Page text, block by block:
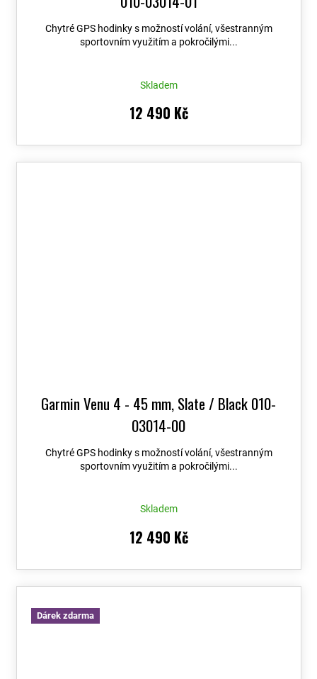
Chytré GPS hodinky s možností volání, všestranným
sportovním využitím a pokročilými...
Skladem
12 490 Kč
Garmin Venu 4 - 45 mm, Slate / Black 010-
03014-00
Chytré GPS hodinky s možností volání, všestranným
sportovním využitím a pokročilými...
Skladem
12 490 Kč
Dárek zdarma